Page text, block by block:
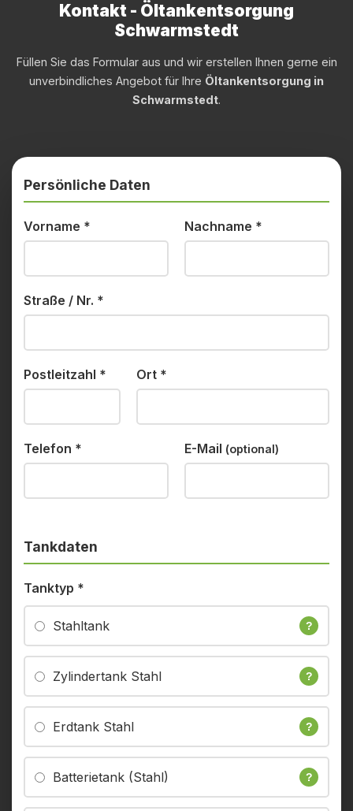
Kontakt - Öltankentsorgung
Schwarmstedt
Füllen Sie das Formular aus und wir erstellen Ihnen gerne ein
unverbindliches Angebot für Ihre Öltankentsorgung in
Schwarmstedt.
Persönliche Daten
Vorname * Nachname *
Straße / Nr. *
Postleitzahl * Ort *
Telefon * E-Mail (optional)
Tankdaten
Tanktyp *
Stahltank ?
Zylindertank Stahl ?
Erdtank Stahl ?
Batterietank (Stahl) ?